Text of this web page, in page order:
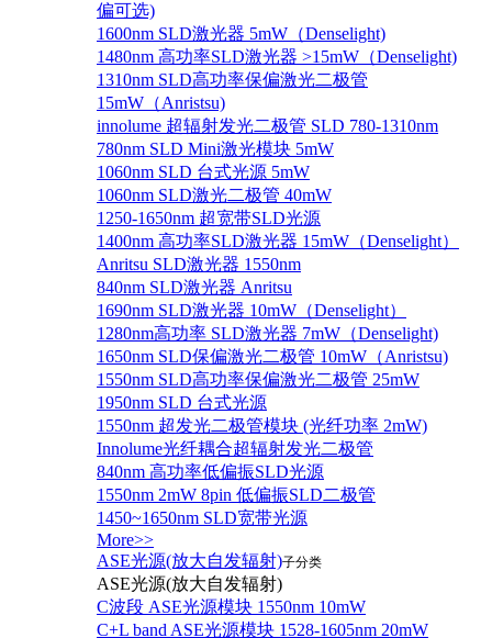
偏可选)
1600nm SLD激光器 5mW（Denselight)
1480nm 高功率SLD激光器 >15mW（Denselight)
1310nm SLD高功率保偏激光二极管
15mW（Anristsu)
innolume 超辐射发光二极管 SLD 780-1310nm
780nm SLD Mini激光模块 5mW
1060nm SLD 台式光源 5mW
1060nm SLD激光二极管 40mW
1250-1650nm 超宽带SLD光源
1400nm 高功率SLD激光器 15mW（Denselight）
Anritsu SLD激光器 1550nm
840nm SLD激光器 Anritsu
1690nm SLD激光器 10mW（Denselight）
1280nm高功率 SLD激光器 7mW（Denselight)
1650nm SLD保偏激光二极管 10mW（Anristsu)
1550nm SLD高功率保偏激光二极管 25mW
1950nm SLD 台式光源
1550nm 超发光二极管模块 (光纤功率 2mW)
Innolume光纤耦合超辐射发光二极管
840nm 高功率低偏振SLD光源
1550nm 2mW 8pin 低偏振SLD二极管
1450~1650nm SLD宽带光源
More>>
ASE光源(放大自发辐射)子分类
ASE光源(放大自发辐射)
C波段 ASE光源模块 1550nm 10mW
C+L band ASE光源模块 1528-1605nm 20mW